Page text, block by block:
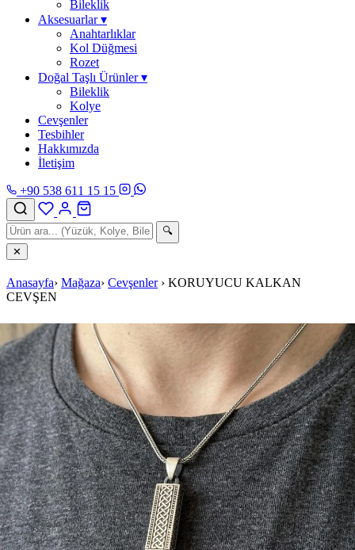
Bileklik
Aksesuarlar▾
Anahtarlıklar
Kol Düğmesi
Rozet
Doğal Taşlı Ürünler▾
Bileklik
Kolye
Cevşenler
Tesbihler
Hakkımızda
İletişim
+90 538 611 15 15
🔍
✕
Anasayfa› Mağaza› Cevşenler › KORUYUCU KALKAN
CEVŞEN